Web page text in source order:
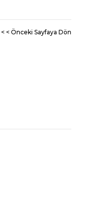
< < Önceki Sayfaya Dön